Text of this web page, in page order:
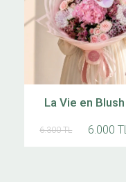
La Vie en Blush
6.300 TL 6.000 TL